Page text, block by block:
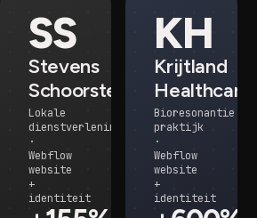
SS
Stevens
Schoorsteenvegen
Lokale
dienstverlening
·
Webflow
website
+
identiteit
KH
Krijtland
Healthcare
Bioresonantie
praktijk
·
Webflow
website
+
identiteit